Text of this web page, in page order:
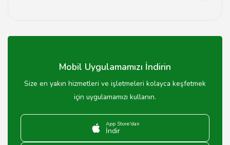
servisimizden temin edebilirsiniz.
Mobil Uygulamamızı İndirin
Size en yakın hizmetleri ve işletmeleri kolayca keşfetmek
için uygulamamızı kullanın.
App Store'dan
İndir